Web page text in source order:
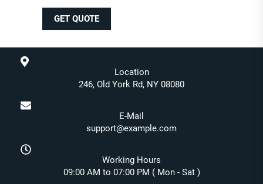
GET QUOTE
Location
246, Old York Rd, NY 08080
E-Mail
support@example.com
Working Hours
09:00 AM to 07:00 PM ( Mon - Sat )